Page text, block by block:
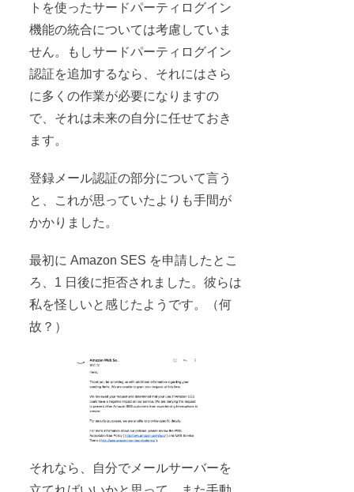
トを使ったサードパーティログイン
機能の統合については考慮していま
せん。もしサードパーティログイン
認証を追加するなら、それにはさら
に多くの作業が必要になりますの
で、それは未来の自分に任せておき
ます。
登録メール認証の部分について言う
と、これが思っていたよりも手間が
かかりました。
最初に Amazon SES を申請したとこ
ろ、1 日後に拒否されました。彼らは
私を怪しいと感じたようです。（何
故？）
それなら、自分でメールサーバーを